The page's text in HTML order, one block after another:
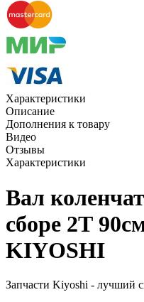
Характеристики
Описание
Дополнения к товару
Видео
Отзывы
Характеристики
Вал
сборе 2Т
KIYOSHI
Запчасти Kiyoshi - лучший